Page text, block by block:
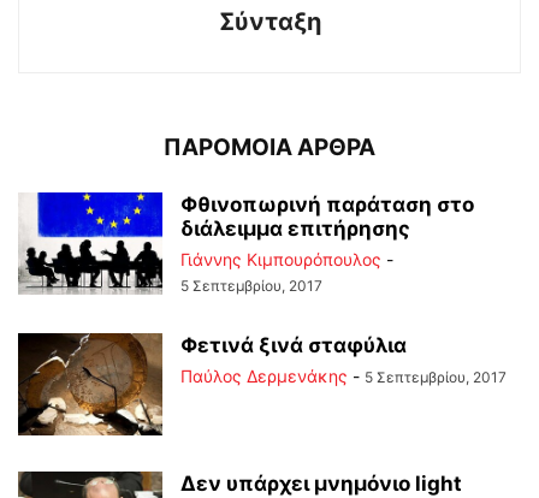
Σύνταξη
ΠΑΡΟΜΟΙΑ ΑΡΘΡΑ
Φθινοπωρινή παράταση στο
διάλειμμα επιτήρησης
Γιάννης Κιμπουρόπουλος -
5 Σεπτεμβρίου, 2017
Φετινά ξινά σταφύλια
Παύλος Δερμενάκης - 5 Σεπτεμβρίου, 2017
Δεν υπάρχει μνημόνιο light